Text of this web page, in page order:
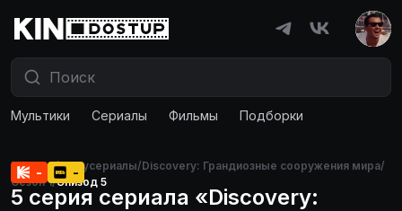
Мультики Сериалы Фильмы Подборки
Главная/Докусериалы/Discovery: Грандиозные сооружения мира/
Сезон 1/Эпизод 5
- -
5 серия сериала «Discovery: